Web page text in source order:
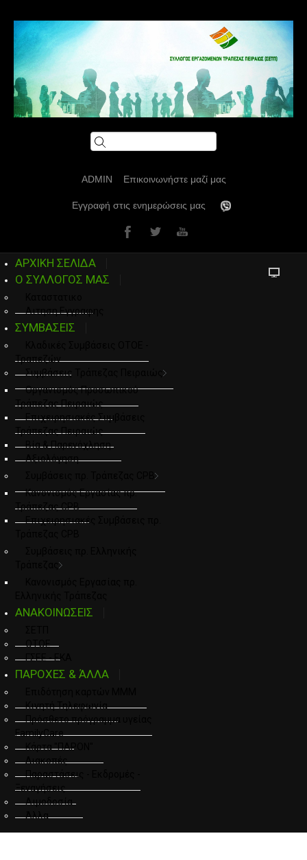
ADMIN Επικοινωνήστε μαζί μας
Εγγραφή στις ενημερώσεις μας
ΑΡΧΙΚΗ ΣΕΛΙΔΑ
Ο ΣΥΛΛΟΓΟΣ ΜΑΣ
Αιτηση Εγγραφης
ΣΥΜΒΑΣΕΙΣ
Τραπεζών
Συμβάσεις Τράπεζας Πειραιώς
Οργανισμός Προσωπικού
Τράπεζας Πειραιώς
Επιχειρησιακές Συμβάσεις
Τράπεζας Πειραιώς
Βία & Παρενόχληση
Αξιολόγηση
Συμβάσεις πρ. Τράπεζας CPB
Κανονισμός Εργασίας πρ.
Τράπεζας CPB
Επιχειρησιακές Συμβάσεις πρ.
Τράπεζας
ΑΝΑΚΟΙΝΩΣΕΙΣ
ΟΤΟΕ
ΓΣΕΕ - ΕΚΑ
ΠΑΡΟΧΕΣ & ΆΛΛΑ
Κινητή Τηλεφωνία
Πρόσθετο πρόγραμμα υγείας
FamilyCare
Κάρτα "ΠΑΡΟΝ"
Διακοπές
Παραστάσεις - Εκδρομές -
Ξεναγήσεις
Αιμοδοσία
Άλλα